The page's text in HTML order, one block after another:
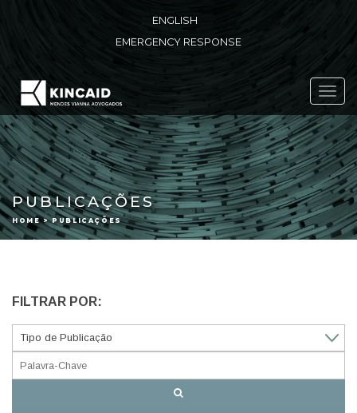
ENGLISH
EMERGENCY RESPONSE
PUBLICAÇÕES
HOME > PUBLICAÇÕES
FILTRAR POR: